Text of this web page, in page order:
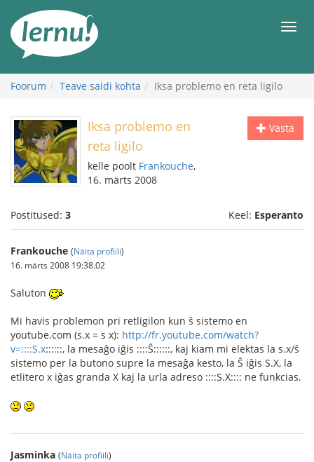
juurde
Foorum Teave saidi kohta Iksa problemo en reta ligilo
Vasta
Iksa problemo en
reta ligilo
kelle poolt Frankouche,
16. märts 2008
Postitused: 3 Keel: Esperanto
Frankouche (Näita profiili)
16. märts 2008 19:38.02
Saluton
Mi havis problemon pri retligilon kun ŝ sistemo en
youtube.com (s.x = s x): http://fr.youtube.com/watch?
v=::::S.x::::::, la mesaĝo iĝis ::::Ŝ::::::, kaj kiam mi elektas la s.x/ŝ
sistemo per la butono supre la mesaĝa kesto, la Ŝ iĝis S.X, la
etlitero x iĝas granda X kaj la urla adreso ::::S.X:::: ne funkcias.
Jasminka (Näita profiili)